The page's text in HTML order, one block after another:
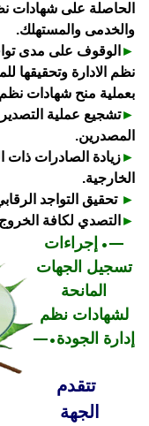
الحاصلة على شهادات
والخدمى والمستهلك.
► الوقوف على مدى
نظم الادارة وتحقيقها
بعملية منح شهادات
►تشجيع عملية
المصدرين.
►زيادة الصادرات ذات
الخارجية.
► تحقيق التواجد
► التصدي لكافة
—•​ إجراءات
تسجيل الجهات
المانحة
لشهادات نظم
إدارة الجودة•—
تتقدم
الجهة